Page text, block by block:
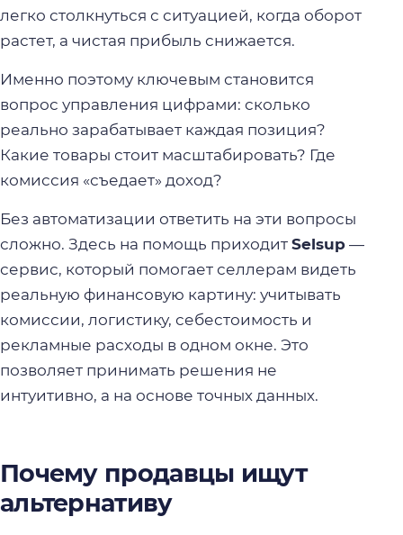
легко столкнуться с ситуацией, когда оборот
растет, а чистая прибыль снижается.
Именно поэтому ключевым становится
вопрос управления цифрами: сколько
реально зарабатывает каждая позиция?
Какие товары стоит масштабировать? Где
комиссия «съедает» доход?
Без автоматизации ответить на эти вопросы
сложно. Здесь на помощь приходит Selsup —
сервис, который помогает селлерам видеть
реальную финансовую картину: учитывать
комиссии, логистику, себестоимость и
рекламные расходы в одном окне. Это
позволяет принимать решения не
интуитивно, а на основе точных данных.
Почему продавцы ищут
альтернативу